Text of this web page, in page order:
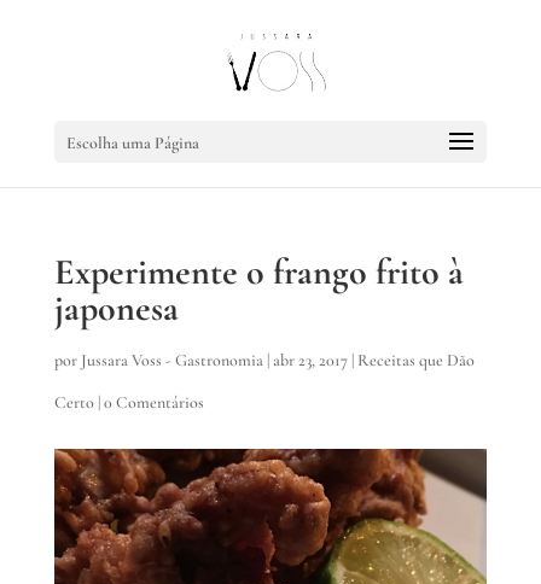
Escolha uma Página
Experimente o frango frito à
japonesa
por Jussara Voss - Gastronomia|abr 23, 2017| Receitas que Dão
Certo|0 Comentários